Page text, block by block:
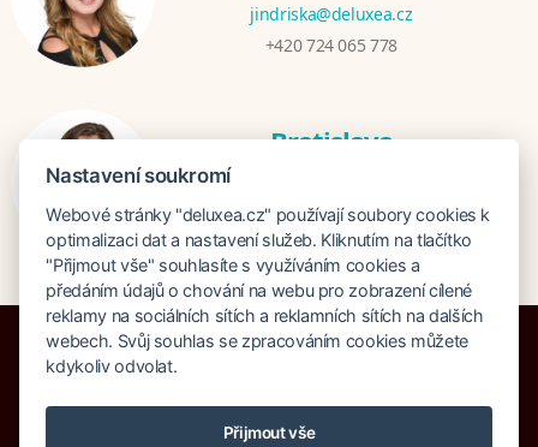
jindriska@deluxea.cz
+420 724 065 778
Bratislava
+421 948 759 074
Bankruptcy insurance 125 000 000 CZK
Nastavení soukromí
Webové stránky "deluxea.cz" používají soubory cookies k
optimalizaci dat a nastavení služeb. Kliknutím na tlačítko
"Přijmout vše" souhlasíte s využíváním cookies a
předáním údajů o chování na webu pro zobrazení cílené
reklamy na sociálních sítích a reklamních sítích na dalších
webech. Svůj souhlas se zpracováním cookies můžete
kdykoliv odvolat.
Přijmout vše